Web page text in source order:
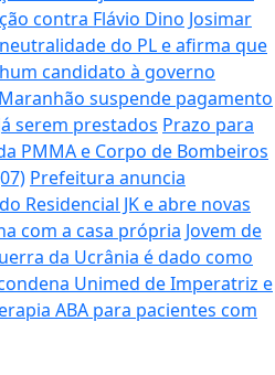
contra Flávio Dino Josimar
do PL e afirma que
candidato à governo
suspende pagamento
serem prestados Prazo para
PMMA e Corpo de Bombeiros
Prefeitura anuncia
Residencial JK e abre novas
com a casa própria Jovem de
da Ucrânia é dado como
Unimed de Imperatriz e
ABA para pacientes com